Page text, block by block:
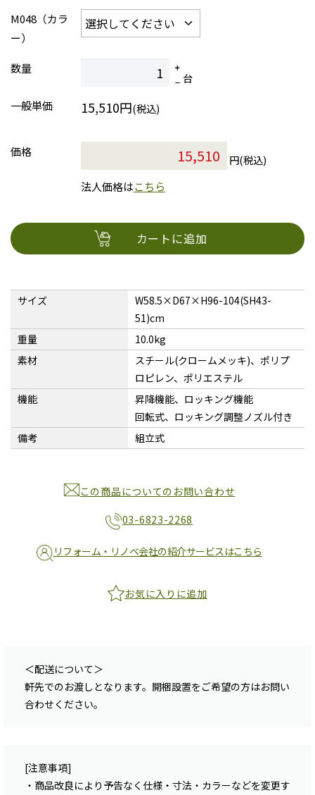
M048（カラ
ー）
数量
台
一般単価
15,510円(税込)
価格
円(税込)
法人価格はこちら
カートに追加
サイズ
W58.5×D67×H96-104(SH43-
51)cm
重量
10.0kg
素材
スチール(クロームメッキ)、ポリプ
ロピレン、ポリエステル
機能
昇降機能、ロッキング機能
回転式、ロッキング調整ノズル付き
備考
組立式
この商品についてのお問い合わせ
03-6823-2268
リフォーム・リノベ会社の紹介サービスはこちら
お気に入りに追加
＜配送について＞
軒先でのお渡しとなります。開梱設置をご希望の方はお問い
合わせください。
[注意事項]
・商品改良により予告なく仕様・寸法・カラーなどを変更す